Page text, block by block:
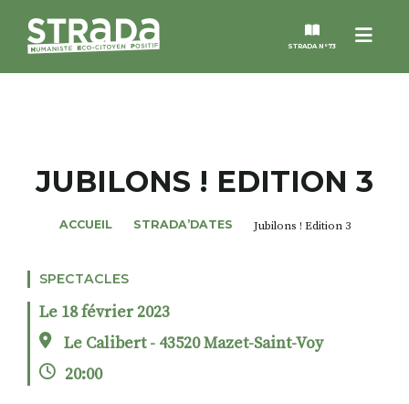
Menu
STRADA N°73
MAGAZINES
NOS THÈMES
STRADA’DATES
ROSÉE DE MAI
JUBILONS ! EDITION 3
ACCUEIL STRADA’DATES Jubilons ! Edition 3
SPECTACLES
Le 18 février 2023
Le Calibert - 43520 Mazet-Saint-Voy
20:00